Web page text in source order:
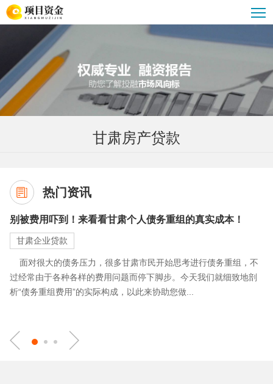
甘肃贷款公司
甘肃公积金贷款
甘肃汽车抵押贷款
甘肃房产贷款
热门资讯
别被费用吓到！来看看甘肃个人债务重组的真实成本！
甘肃企业贷款
面对很大的债务压力，很多甘肃市民开始思考进行债务重组，不
过经常由于各种各样的费用问题而停下脚步。今天我们就细致地剖
析“债务重组费用”的实际构成，以此来协助您做...